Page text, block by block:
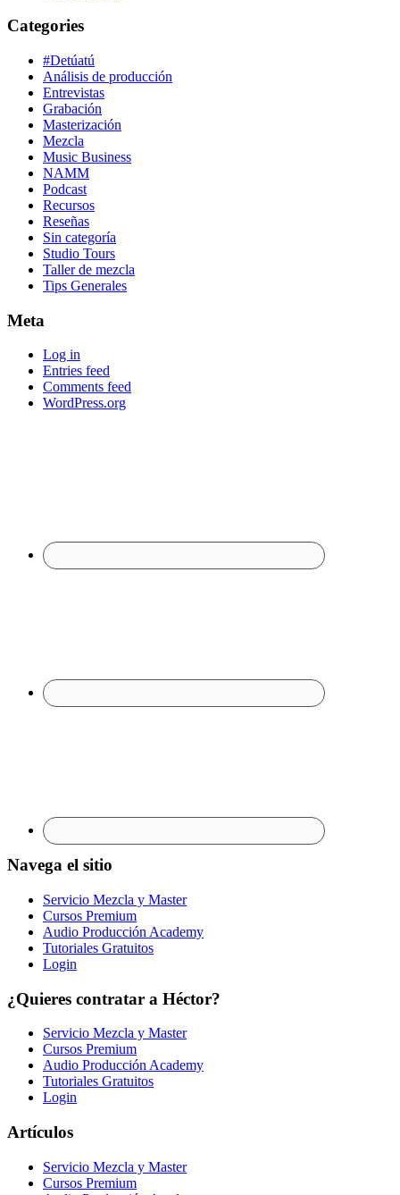
Categories
#Detúatú
Análisis de producción
Entrevistas
Grabación
Masterización
Mezcla
Music Business
NAMM
Podcast
Recursos
Reseñas
Sin categoría
Studio Tours
Taller de mezcla
Tips Generales
Meta
Log in
Entries feed
Comments feed
WordPress.org
Navega el sitio
Servicio Mezcla y Master
Cursos Premium
Audio Producción Academy
Tutoriales Gratuitos
Login
¿Quieres contratar a Héctor?
Servicio Mezcla y Master
Cursos Premium
Audio Producción Academy
Tutoriales Gratuitos
Login
Artículos
Servicio Mezcla y Master
Cursos Premium